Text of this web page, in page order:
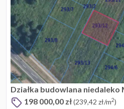
Działka budowlana niedaleko
198 000,00 zł(239,42 zł/m2)